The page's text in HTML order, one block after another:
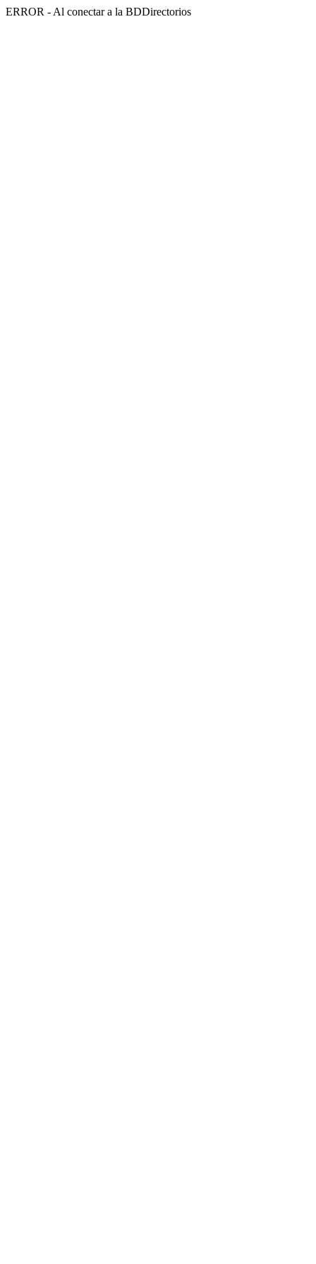
ERROR - Al conectar a la BDDirectorios